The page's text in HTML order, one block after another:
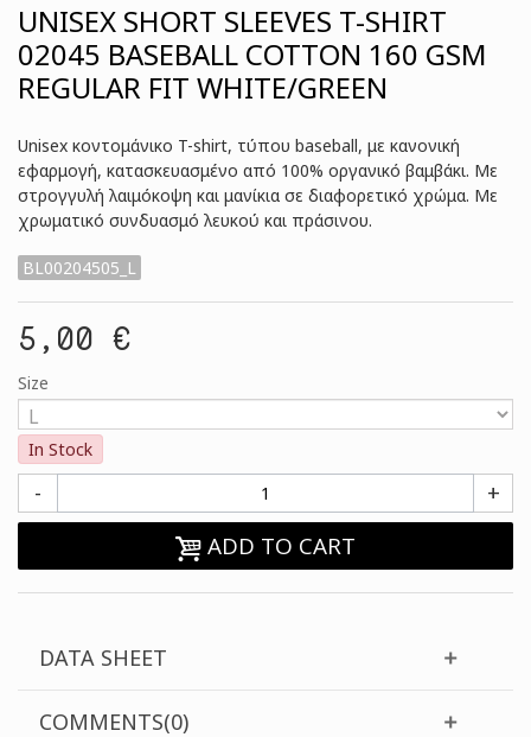
UNISEX SHORT SLEEVES T-SHIRT
02045 BASEBALL COTTON 160 GSM
REGULAR FIT WHITE/GREEN
Unisex κοντομάνικο T-shirt, τύπου baseball, με κανονική
εφαρμογή, κατασκευασμένο από 100% οργανικό βαμβάκι. Με
στρογγυλή λαιμόκοψη και μανίκια σε διαφορετικό χρώμα. Με
χρωματικό συνδυασμό λευκού και πράσινου.
BL00204505_L
5,00 €
Size
In Stock
- +
ADD TO CART
DATA SHEET
COMMENTS(0)